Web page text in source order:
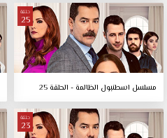
حلقة
25
مسلسل اسطنبول الظالمة - الحلقة 25
حلقة
23